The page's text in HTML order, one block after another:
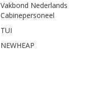
Vakbond Nederlands
Cabinepersoneel
TUI
NEWHEAP